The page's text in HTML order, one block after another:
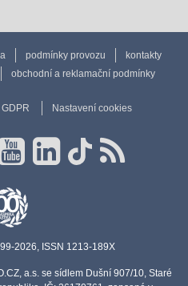
podmínky provozu
kontakty
obchodní a reklamační podmínky
Nastavení cookies
2026, ISSN 1213-189X
a.s. se sídlem Dušní 907/10, Staré